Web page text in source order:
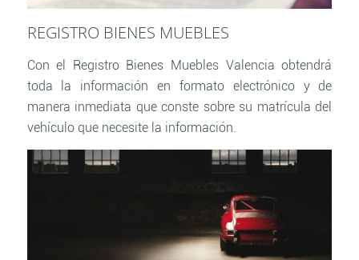
REGISTRO BIENES MUEBLES
Con el Registro Bienes Muebles Valencia obtendrá
toda la información en formato electrónico y de
manera inmediata que conste sobre su matrícula del
vehículo que necesite la información.